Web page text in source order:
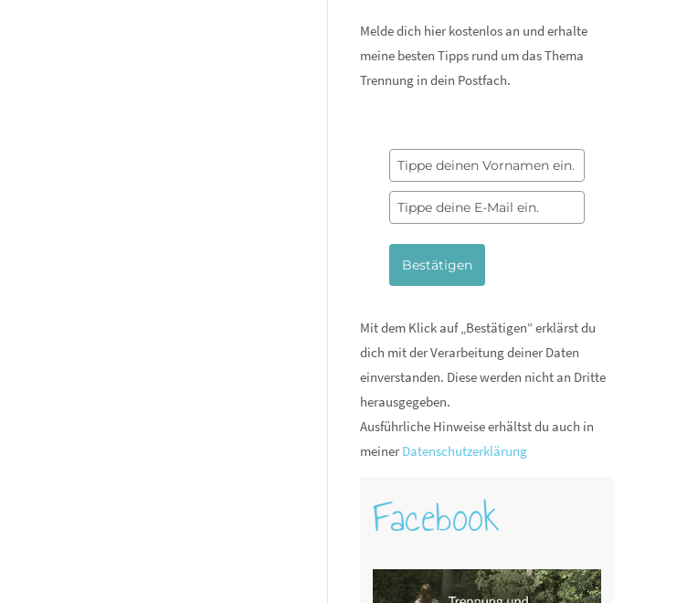
Melde dich hier kostenlos an und erhalte
meine besten Tipps rund um das Thema
Trennung in dein Postfach.
Bestätigen
Mit dem Klick auf „Bestätigen“ erklärst du
dich mit der Verarbeitung deiner Daten
einverstanden. Diese werden nicht an Dritte
herausgegeben.
Ausführliche Hinweise erhältst du auch in
meiner Datenschutzerklärung
Facebook